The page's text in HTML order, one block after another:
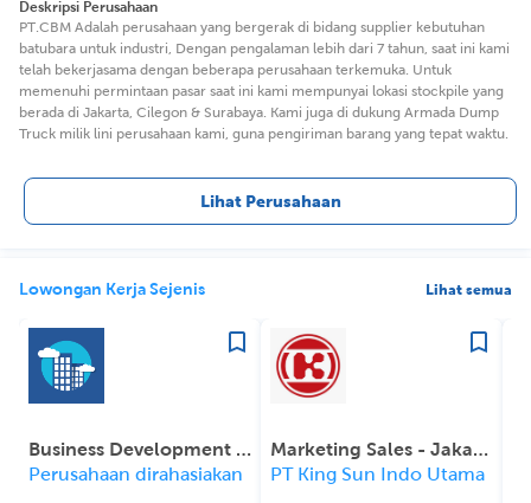
Deskripsi Perusahaan
PT.CBM Adalah perusahaan yang bergerak di bidang supplier kebutuhan
batubara untuk industri, Dengan pengalaman lebih dari 7 tahun, saat ini kami
telah bekerjasama dengan beberapa perusahaan terkemuka. Untuk
memenuhi permintaan pasar saat ini kami mempunyai lokasi stockpile yang
berada di Jakarta, Cilegon & Surabaya. Kami juga di dukung Armada Dump
Truck milik lini perusahaan kami, guna pengiriman barang yang tepat waktu.
Lihat Perusahaan
Lowongan Kerja Sejenis Lihat semua
Business Development Executive
Perusahaan dirahasiakan
Marketing Sales - Jakarta
PT King Sun Indo Utama